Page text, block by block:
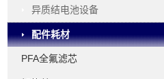
异质结电池设备
配件耗材
PFA全氟滤芯